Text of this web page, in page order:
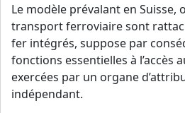
Le modèle prévalant en Suisse,
transport ferroviaire sont
fer intégrés, suppose par
fonctions essentielles à l’accès
exercées par un organe
indépendant.